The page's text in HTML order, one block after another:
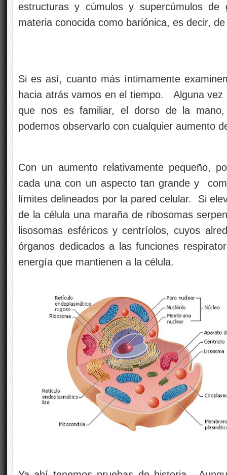
estructuras y cúmulos y supercúmulos
materia conocida como bariónica, es decir,
Si es así, cuanto más íntimamente
hacia atrás vamos en el tiempo. Alguna vez
que nos es familiar, el dorso de la
podemos observarlo con cualquier aumento
Con un aumento relativamente pequeño,
cada una con un aspecto tan grande y
límites delineados por la pared celular. Si
de la célula una maraña de ribosomas
lisosomas esféricos y centríolos, cuyos
órganos dedicados a las funciones
energía que mantienen a la célula.